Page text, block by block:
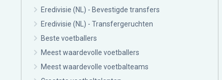
Eredivisie (NL) - Bevestigde transfers
Eredivisie (NL) - Transfergeruchten
Beste voetballers
Meest waardevolle voetballers
Meest waardevolle voetbalteams